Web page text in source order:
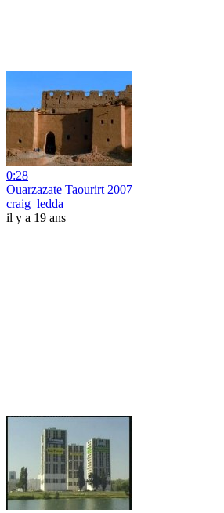
0:28
Ouarzazate Taourirt 2007
craig_ledda
il y a 19 ans